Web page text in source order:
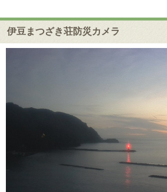
伊豆まつざき荘防災カメラ